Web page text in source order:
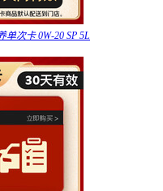
次卡 0W-20 SP 5L